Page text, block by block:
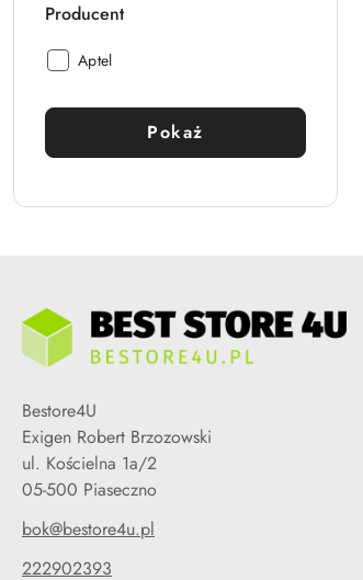
Producent
Producent:
Aptel
Pokaż
Bestore4U
Exigen Robert Brzozowski
ul. Kościelna 1a/2
05-500 Piaseczno
bok@bestore4u.pl
222902393